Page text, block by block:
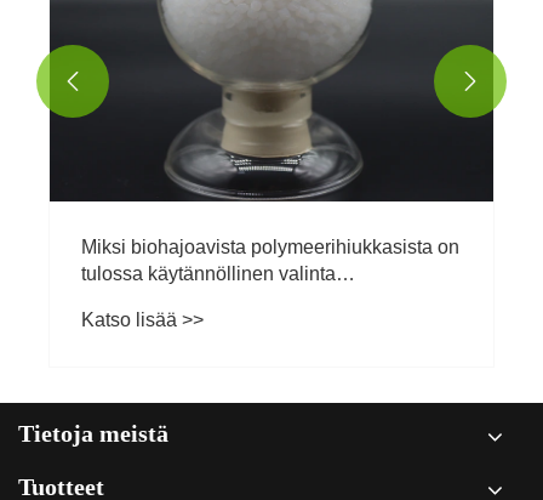
Miksi biohajoavista polymeerihiukkasista on
tulossa käytännöllinen valinta
Katso lisää >>
 
Tietoja meistä
Tuotteet